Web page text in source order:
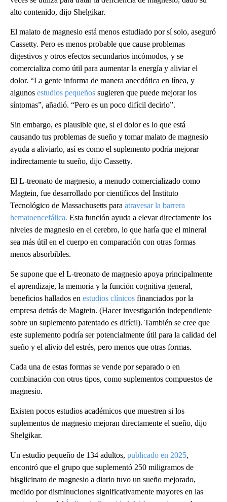
alto contenido, dijo Shelgikar.
El malato de magnesio está menos estudiado por sí solo, aseguró
Cassetty. Pero es menos probable que cause problemas
digestivos y otros efectos secundarios incómodos, y se
comercializa como útil para aumentar la energía y aliviar el
dolor. “La gente informa de manera anecdótica en línea, y
algunos estudios pequeños sugieren que puede mejorar los
síntomas”, añadió. “Pero es un poco difícil decirlo”.
Sin embargo, es plausible que, si el dolor es lo que está
causando tus problemas de sueño y tomar malato de magnesio
ayuda a aliviarlo, así es como el suplemento podría mejorar
indirectamente tu sueño, dijo Cassetty.
El L-treonato de magnesio, a menudo comercializado como
Magtein, fue desarrollado por científicos del Instituto
Tecnológico de Massachusetts para atravesar la barrera
hematoencefálica. Esta función ayuda a elevar directamente los
niveles de magnesio en el cerebro, lo que haría que el mineral
sea más útil en el cuerpo en comparación con otras formas
menos absorbibles.
Se supone que el L-treonato de magnesio apoya principalmente
el aprendizaje, la memoria y la función cognitiva general,
beneficios hallados en estudios clínicos financiados por la
empresa detrás de Magtein. (Hacer investigación independiente
sobre un suplemento patentado es difícil). También se cree que
este suplemento podría ser potencialmente útil para la calidad del
sueño y el alivio del estrés, pero menos que otras formas.
Cada una de estas formas se vende por separado o en
combinación con otros tipos, como suplementos compuestos de
magnesio.
Existen pocos estudios académicos que muestren si los
suplementos de magnesio mejoran directamente el sueño, dijo
Shelgikar.
Un estudio pequeño de 134 adultos, publicado en 2025,
encontró que el grupo que suplementó 250 miligramos de
bisglicinato de magnesio a diario tuvo un sueño mejorado,
medido por disminuciones significativamente mayores en las